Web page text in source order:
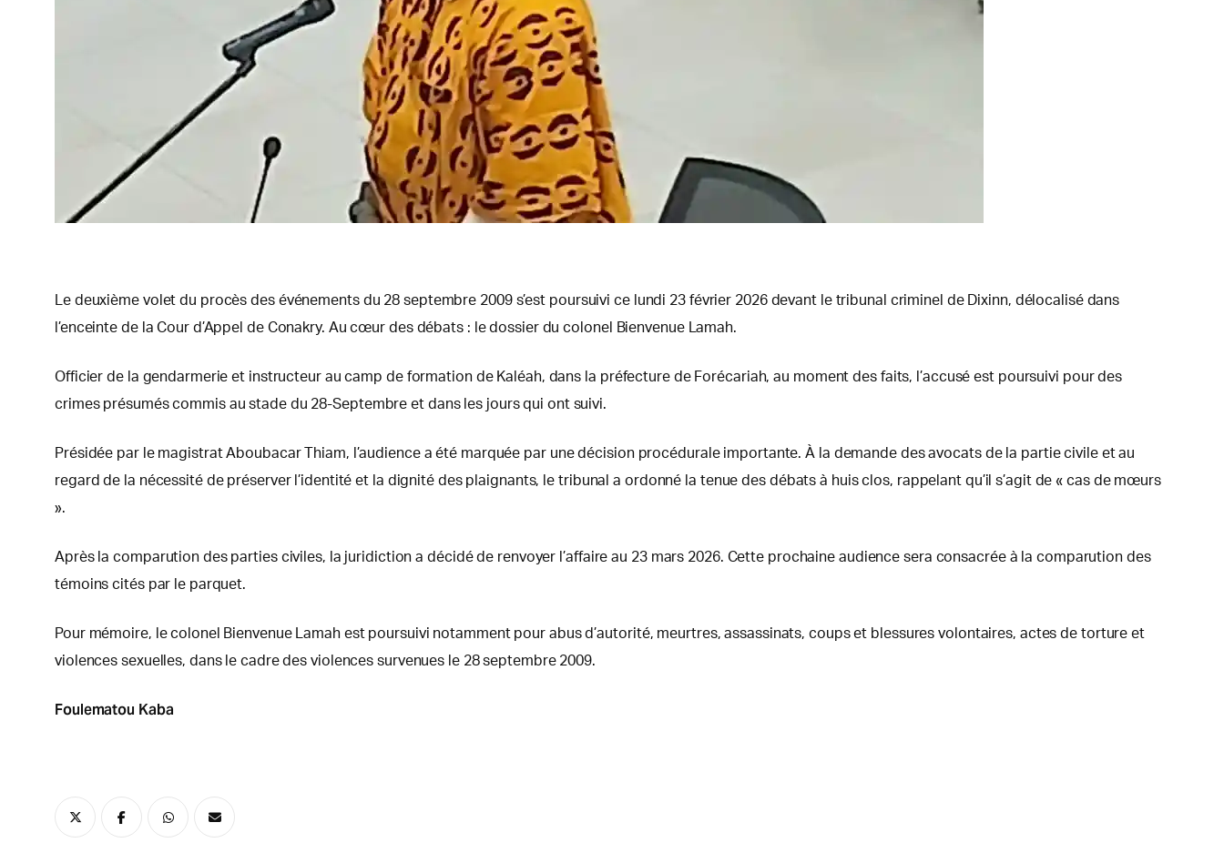
Le deuxième volet du procès des événements du 28 septembre 2009 s’est poursuivi ce lundi 23 février 2026 devant le tribunal criminel de Dixinn, délocalisé dans
l’enceinte de la Cour d’Appel de Conakry. Au cœur des débats : le dossier du colonel Bienvenue Lamah.
Officier de la gendarmerie et instructeur au camp de formation de Kaléah, dans la préfecture de Forécariah, au moment des faits, l’accusé est poursuivi pour des
crimes présumés commis au stade du 28-Septembre et dans les jours qui ont suivi.
Présidée par le magistrat Aboubacar Thiam, l’audience a été marquée par une décision procédurale importante. À la demande des avocats de la partie civile et au
regard de la nécessité de préserver l’identité et la dignité des plaignants, le tribunal a ordonné la tenue des débats à huis clos, rappelant qu’il s’agit de « cas de mœurs
».
Après la comparution des parties civiles, la juridiction a décidé de renvoyer l’affaire au 23 mars 2026. Cette prochaine audience sera consacrée à la comparution des
témoins cités par le parquet.
Pour mémoire, le colonel Bienvenue Lamah est poursuivi notamment pour abus d’autorité, meurtres, assassinats, coups et blessures volontaires, actes de torture et
violences sexuelles, dans le cadre des violences survenues le 28 septembre 2009.
Foulematou Kaba